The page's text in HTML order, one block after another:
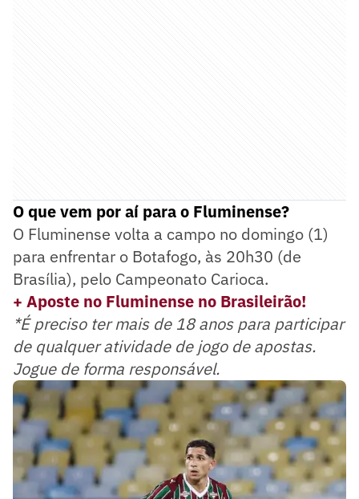
O que vem por aí para o Fluminense?
O Fluminense volta a campo no domingo (1)
para enfrentar o Botafogo, às 20h30 (de
Brasília), pelo Campeonato Carioca.
+ Aposte no Fluminense no Brasileirão!
*É preciso ter mais de 18 anos para participar
de qualquer atividade de jogo de apostas.
Jogue de forma responsável.